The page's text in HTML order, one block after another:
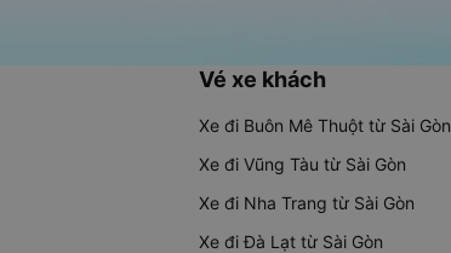
Vé xe khách
Xe đi Buôn Mê Thuột từ Sài Gòn
Xe đi Vũng Tàu từ Sài Gòn
Xe đi Nha Trang từ Sài Gòn
Xe đi Đà Lạt từ Sài Gòn